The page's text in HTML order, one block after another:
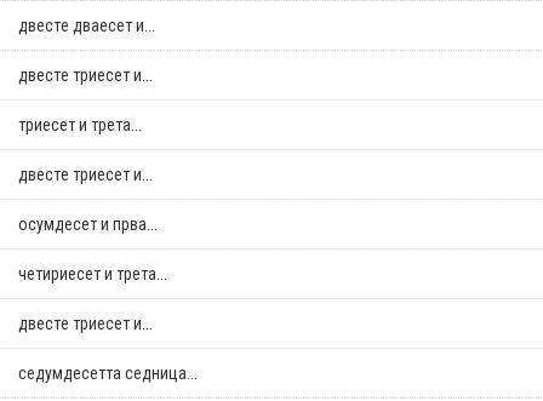
двестe дваесет и...
двестe триесет и...
триесет и трета...
двестe триесет и...
осумдесет и прва...
четириесет и трета...
двестe триесет и...
седумдесетта седница...